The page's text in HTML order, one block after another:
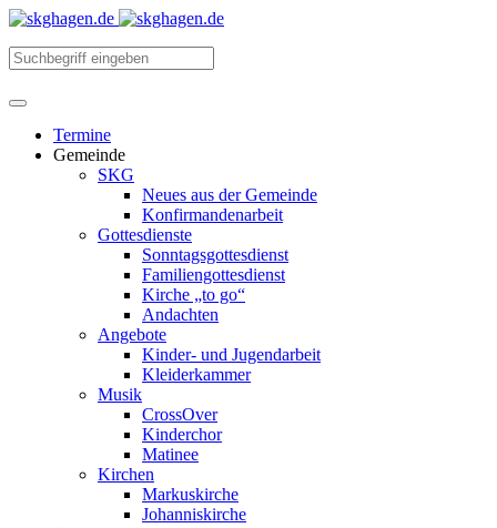
Termine
Gemeinde
SKG
Neues aus der Gemeinde
Konfirmandenarbeit
Gottesdienste
Sonntagsgottesdienst
Familiengottesdienst
Kirche „to go“
Andachten
Angebote
Kinder- und Jugendarbeit
Kleiderkammer
Musik
CrossOver
Kinderchor
Matinee
Kirchen
Markuskirche
Johanniskirche